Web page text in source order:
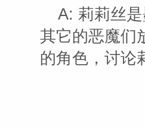
A: 莉莉丝
其它的恶魔们
的角色，讨论